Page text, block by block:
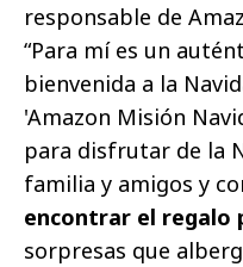
responsable de
“Para mí es un
bienvenida a la
'Amazon Misión
para disfrutar de la
familia y amigos y
encontrar el regalo
sorpresas que